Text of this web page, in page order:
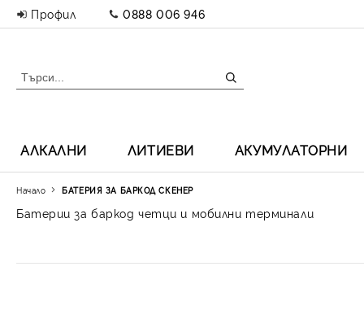
Профил 0888 006 946
АЛКАЛНИ ЛИТИЕВИ АКУМУЛАТОРНИ
Начало БАТЕРИЯ ЗА БАРКОД СКЕНЕР
Батерии за баркод четци и мобилни терминали